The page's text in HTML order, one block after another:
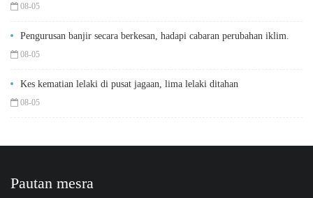
08-05
Pengurusan banjir secara berkesan, hadapi cabaran perubahan iklim.
08-05
Kes kematian lelaki di pusat jagaan, lima lelaki ditahan
08-05
Pautan mesra